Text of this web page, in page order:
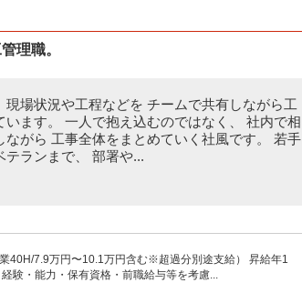
理職。
現場状況や工程などを チームで共有しながら工
います。 一人で抱え込むのではなく、 社内で相
ながら 工事全体をまとめていく社風です。 若手
テランまで、 部署や...
40H/7.9万円〜10.1万円含む※超過分別途支給） 昇給年1
験・能力・保有資格・前職給与等を考慮...